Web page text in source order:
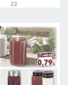
22